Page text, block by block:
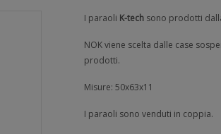
I paraoli K-tech sono prodotti
NOK viene scelta dalle case
prodotti.
Misure: 50x63x11
I paraoli sono venduti in coppia.